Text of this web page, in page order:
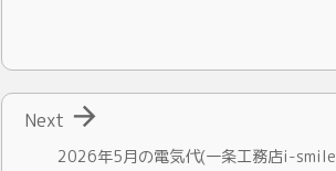
2026年5月の電気代(一条工務店i-smile

Next